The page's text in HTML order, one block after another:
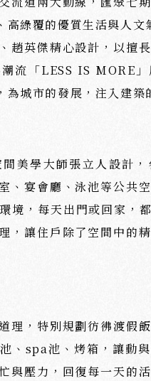
綠覆的優質生活與人文
趙英傑精心設計，以擅
流「LESS IS MORE
城市的發展，注入建築
美學大師張立人設計
、宴會廳、泳池等公共
境，每天出門或回家，
，讓住戶除了空間中的
理，特別規劃彷彿渡假
、spa池、烤箱，讓動
與壓力，回復每一天的